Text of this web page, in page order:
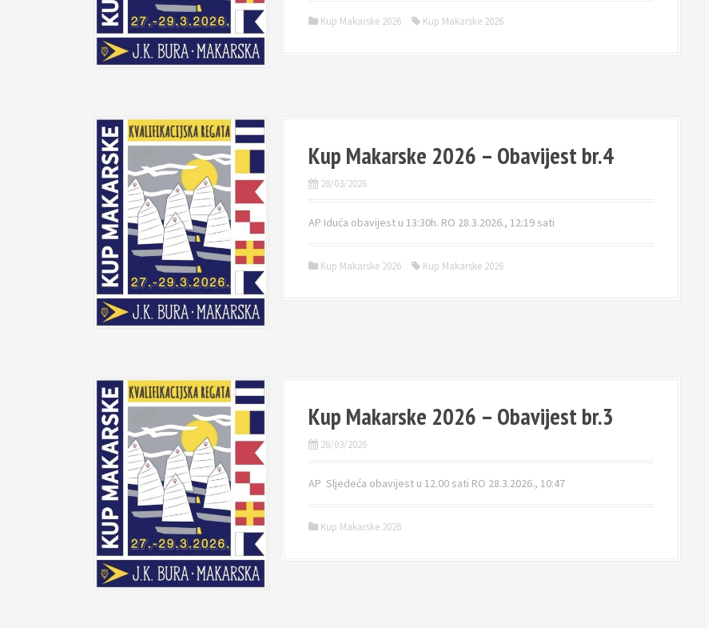
Kup Makarske 2026 Kup Makarske 2026
Kup Makarske 2026 – Obavijest br.4
28/03/2026
AP Iduća obavijest u 13:30h. RO 28.3.2026., 12:19 sati
Kup Makarske 2026 Kup Makarske 2026
Kup Makarske 2026 – Obavijest br.3
28/03/2026
AP ️ Sljedeća obavijest u 12.00 sati RO 28.3.2026., 10:47
Kup Makarske 2026